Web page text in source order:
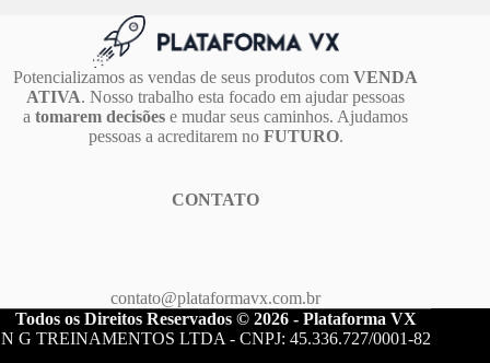
Potencializamos as vendas de seus produtos comVENDA
ATIVA. Nosso trabalho esta focado em ajudar pessoas
atomarem decisões e mudar seus caminhos. Ajudamos
pessoas a acreditarem no FUTURO.
CONTATO
contato@plataformavx.com.br
Todos os Direitos Reservados © 2026 - Plataforma VX
N G TREINAMENTOS LTDA - CNPJ: 45.336.727/0001-82